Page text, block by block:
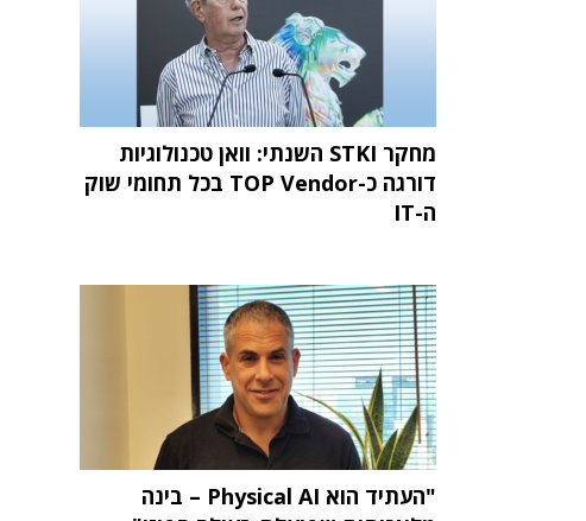
מחקר STKI השנתי: וואן טכנולוגיות
דורגה כ-TOP Vendor בכל תחומי שוק
ה-IT
"העתיד הוא Physical AI – בינה